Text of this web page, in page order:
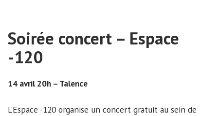
Soirée concert – Espace
-120
14 avril 20h – Talence
L’Espace -120 organise un concert gratuit au sein de